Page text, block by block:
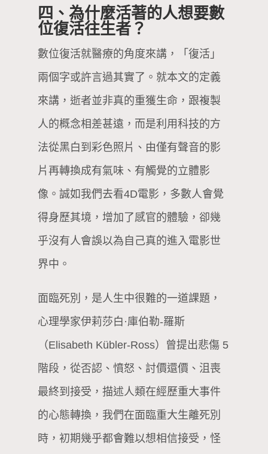
四、為什麼活著的人想要數
位復活往生者？
數位復活就醫療的角度來講，「復活」
兩個字或許言過其實了。就本文的定義
來講，逝者並非真的重獲生命，跟複製
人的概念相差甚遠，而是利用科技的方
法從黑白到彩色照片、由僅有聲音的影
片再轉換成有氣味、有觸覺的立體影
像。誠如我們去看4D電影，多數人會覺
得身歷其境，增加了感官的體驗，卻幾
乎沒有人會誤以為自己真的進入電影世
界中。
面臨死別，是人生中很難的一道課題，
心理學家伊莉莎白·庫伯勒-羅斯
（Elisabeth Kübler-Ross）曾提出悲傷 5
階段，從否認、憤怒、討價還價、沮喪
最終到接受，描述人類在經歷重大事件
的心態轉換，我們在面臨重大生離死別
時，初期幾乎都會難以想相信接受，怪